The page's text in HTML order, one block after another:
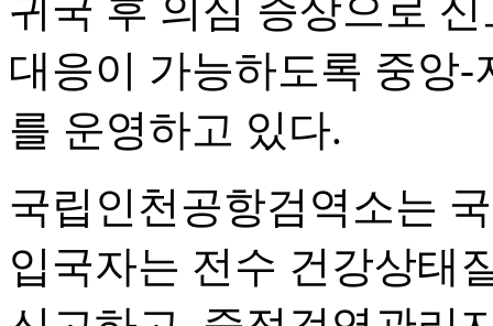
귀국 후 의심 증상으로
대응이 가능하도록 중앙
를 운영하고 있다.
국립인천공항검역소는
입국자는 전수 건강상태